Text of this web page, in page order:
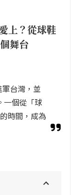
上？從球鞋
舞台
台灣，並
一個從「球
時間，成為